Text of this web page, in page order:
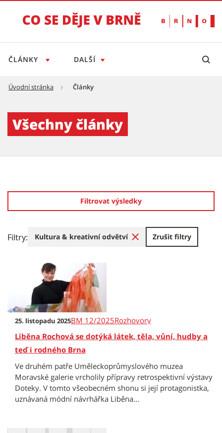
ČLÁNKY DALŠÍ
Úvodní stránka Články
Všechny články
Filtrovat výsledky
Filtry: Kultura & kreativní odvětví Zrušit filtry
25. listopadu 2025BM 12/2025Rozhovory
Liběna Rochová se dotýká látek, těla, vůní, hudby a
teď i rodného Brna
Ve druhém patře Uměleckoprůmyslového muzea
Moravské galerie vrcholily přípravy retrospektivní výstavy
Doteky. V tomto všeobecném shonu si její protagonistka,
uznávaná módní návrhářka Liběna...